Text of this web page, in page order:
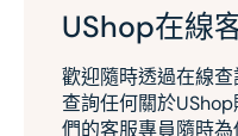
UShop在線
歡迎隨時透過在線
查詢任何關於
們的客服專員隨時為